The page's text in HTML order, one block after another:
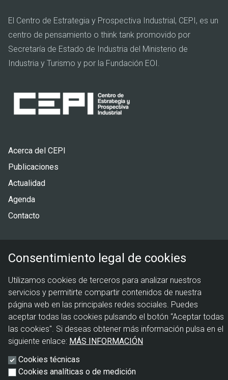
El Centro de Estrategia y Prospectiva Industrial, CEPI, es un
centro de pensamiento o think tank promovido por
Secretaría de Estado de Industria del Ministerio de
Industria y Turismo y por la Fundación EOI.
Pie
de
Acerca del CEPI
Publicaciones
Actualidad
Agenda
Contacto
legal
Política de cookies
Aviso legal
Consentimiento legal de cookies
Utilizamos cookies de terceros para analizar nuestros
servicios y permitirte compartir contenidos de nuestra
página web en las principales redes sociales. Puedes
aceptar todas las cookies pulsando el botón “Aceptar todas
las cookies". Si deseas obtener más información pulsa en el
siguiente enlace: MÁS INFORMACIÓN
Cookies técnicas
Cookies analíticas o de medición